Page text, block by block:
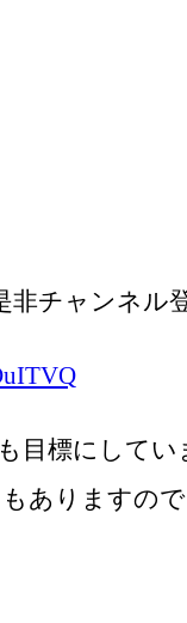
非チャンネル
目標にしてい
ありますの